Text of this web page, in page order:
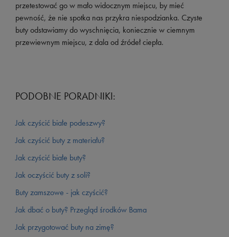
przetestować go w mało widocznym miejscu, by mieć
pewność, że nie spotka nas przykra niespodzianka. Czyste
buty odstawiamy do wyschnięcia, koniecznie w ciemnym
przewiewnym miejscu, z dala od źródeł ciepła.
PODOBNE PORADNIKI:
Jak czyścić białe podeszwy?
Jak czyścić buty z materiału?
Jak czyścić białe buty?
Jak oczyścić buty z soli?
Buty zamszowe - jak czyścić?
Jak dbać o buty? Przegląd środków Bama
Jak przygotować buty na zimę?